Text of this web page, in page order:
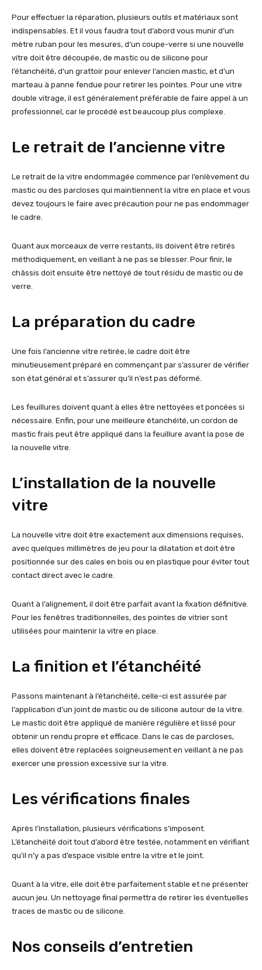
Pour effectuer la réparation, plusieurs outils et matériaux sont
indispensables. Et il vous faudra tout d’abord vous munir d’un
mètre ruban pour les mesures, d’un coupe-verre si une nouvelle
vitre doit être découpée, de mastic ou de silicone pour
l’étanchéité, d’un grattoir pour enlever l’ancien mastic, et d’un
marteau à panne fendue pour retirer les pointes. Pour une vitre
double vitrage, il est généralement préférable de faire appel à un
professionnel, car le procédé est beaucoup plus complexe.
Le retrait de l’ancienne vitre
Le retrait de la vitre endommagée commence par l’enlèvement du
mastic ou des parcloses qui maintiennent la vitre en place et vous
devez toujours le faire avec précaution pour ne pas endommager
le cadre.
Quant aux morceaux de verre restants, ils doivent être retirés
méthodiquement, en veillant à ne pas se blesser. Pour finir, le
châssis doit ensuite être nettoyé de tout résidu de mastic ou de
verre.
La préparation du cadre
Une fois l’ancienne vitre retirée, le cadre doit être
minutieusement préparé en commençant par s’assurer de vérifier
son état général et s’assurer qu’il n’est pas déformé.
Les feuillures doivent quant à elles être nettoyées et poncées si
nécessaire. Enfin, pour une meilleure étanchéité, un cordon de
mastic frais peut être appliqué dans la feuillure avant la pose de
la nouvelle vitre.
L’installation de la nouvelle
vitre
La nouvelle vitre doit être exactement aux dimensions requises,
avec quelques millimètres de jeu pour la dilatation et doit être
positionnée sur des cales en bois ou en plastique pour éviter tout
contact direct avec le cadre.
Quant à l’alignement, il doit être parfait avant la fixation définitive.
Pour les fenêtres traditionnelles, des pointes de vitrier sont
utilisées pour maintenir la vitre en place.
La finition et l’étanchéité
Passons maintenant à l’étanchéité, celle-ci est assurée par
l’application d’un joint de mastic ou de silicone autour de la vitre.
Le mastic doit être appliqué de manière régulière et lissé pour
obtenir un rendu propre et efficace. Dans le cas de parcloses,
elles doivent être replacées soigneusement en veillant à ne pas
exercer une pression excessive sur la vitre.
Les vérifications finales
Après l’installation, plusieurs vérifications s’imposent.
L’étanchéité doit tout d’abord être testée, notamment en vérifiant
qu’il n’y a pas d’espace visible entre la vitre et le joint.
Quant à la vitre, elle doit être parfaitement stable et ne présenter
aucun jeu. Un nettoyage final permettra de retirer les éventuelles
traces de mastic ou de silicone.
Nos conseils d’entretien